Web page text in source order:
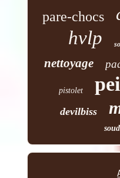
pare-chocs
hvlp
nettoyage
pistolet
devilbiss